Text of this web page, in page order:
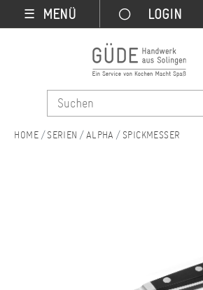
☰ MENÜ
SERIEN ALPHA SPICKMESSER